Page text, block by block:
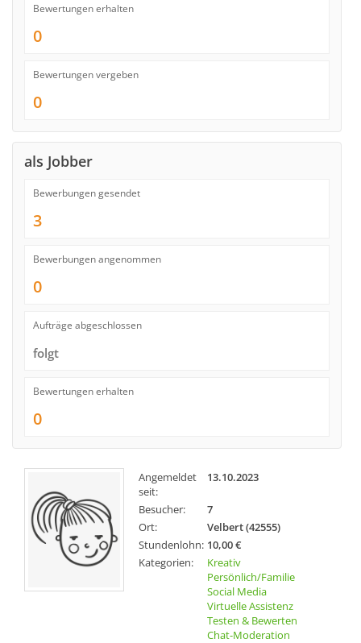
Bewertungen erhalten
0
Bewertungen vergeben
0
als Jobber
Bewerbungen gesendet
3
Bewerbungen angenommen
0
Aufträge abgeschlossen
folgt
Bewertungen erhalten
0
Angemeldet
seit:
13.10.2023
Besucher:
7
Ort:
Velbert (42555)
Stundenlohn: 10,00 €
Kategorien:
Kreativ
Persönlich/Familie
Social Media
Virtuelle Assistenz
Testen & Bewerten
Chat-Moderation